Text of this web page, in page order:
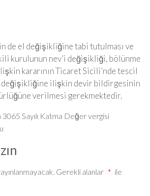
de el değişikliğine tabi tutulması ve
kurulunun nev’i değişikliği, bölünme
kararının Ticaret Sicili’nde tescil
ilişkin devir bildirgesinin
verilmesi gerekmektedir.
Sayılı Katma Değer vergisi
Gerekli alanlar * ile